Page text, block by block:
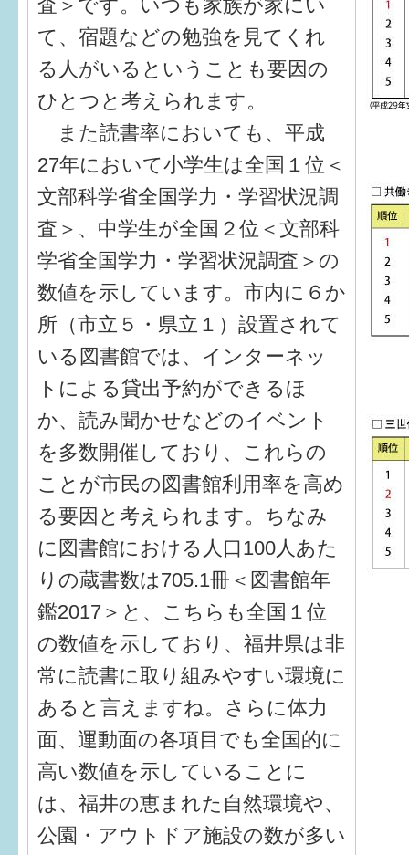
査＞です。いつも家族が家にい
て、宿題などの勉強を見てくれ
る人がいるということも要因の
ひとつと考えられます。
また読書率においても、平成
27年において小学生は全国１位＜
文部科学省全国学力・学習状況調
査＞、中学生が全国２位＜文部科
学省全国学力・学習状況調査＞の
数値を示しています。市内に６か
所（市立５・県立１）設置されて
いる図書館では、インターネッ
トによる貸出予約ができるほ
か、読み聞かせなどのイベント
を多数開催しており、これらの
ことが市民の図書館利用率を高め
る要因と考えられます。ちなみ
に図書館における人口100人あた
りの蔵書数は705.1冊＜図書館年
鑑2017＞と、こちらも全国１位
の数値を示しており、福井県は非
常に読書に取り組みやすい環境に
あると言えますね。さらに体力
面、運動面の各項目でも全国的に
高い数値を示していることに
は、福井の恵まれた自然環境や、
公園・アウトドア施設の数が多い
すまいるサポート行事案内